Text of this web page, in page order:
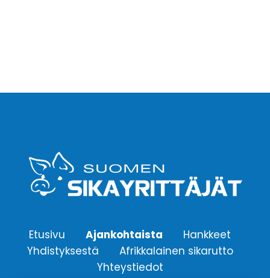
Etusivu Ajankohtaista
Hankkeet
Yhdistyksestä
Afrikkalainen sikarutto
Yhteystiedot